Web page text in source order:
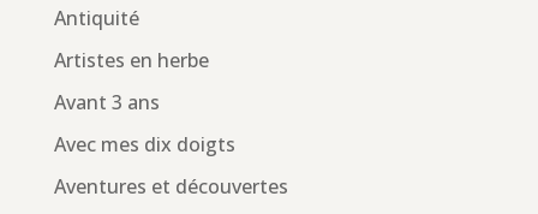
Antiquité
Artistes en herbe
Avant 3 ans
Avec mes dix doigts
Aventures et découvertes